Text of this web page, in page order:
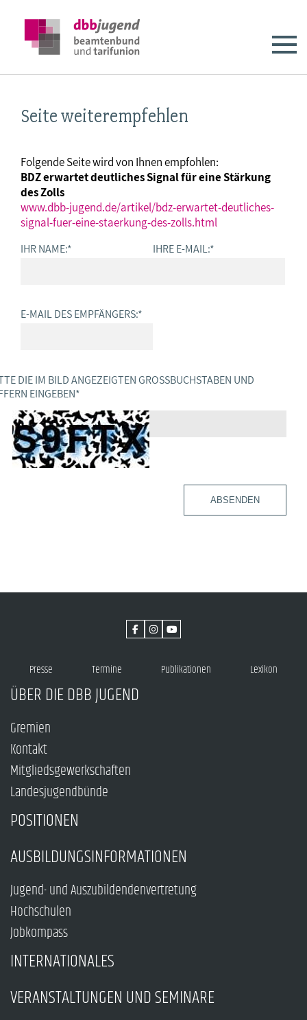
Seite weiterempfehlen
Folgende Seite wird von Ihnen empfohlen:
BDZ erwartet deutliches Signal für eine Stärkung
des Zolls
www.dbb-jugend.de/artikel/bdz-erwartet-deutliches-
signal-fuer-eine-staerkung-des-zolls.html
IHR NAME:* IHRE E-MAIL:*
E-MAIL DES EMPFÄNGERS:*
DIE IM BILD ANGEZEIGTEN GROSSBUCHSTABEN UND Z
EINGEBEN *
ABSENDEN
Presse Termine Publikationen Lexikon
ÜBER DIE DBB JUGEND
Gremien
Kontakt
Mitgliedsgewerkschaften
Landesjugendbünde
POSITIONEN
AUSBILDUNGSINFORMATIONEN
Jugend- und Auszubildendenvertretung
Hochschulen
Jobkompass
INTERNATIONALES
VERANSTALTUNGEN UND SEMINARE